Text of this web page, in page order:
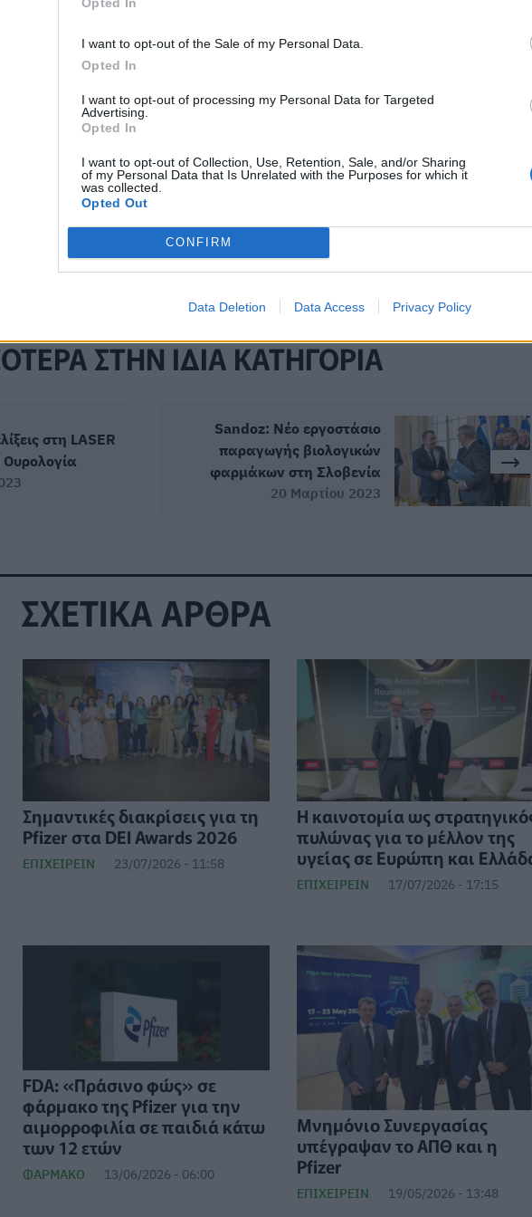
I want to opt-out of the Sale of my Personal Data.
Opted In
I want to opt-out of processing my Personal Data for Targeted
Advertising.
Opted In
I want to opt-out of Collection, Use, Retention, Sale, and/or Sharing
of my Personal Data that Is Unrelated with the Purposes for which it
was collected.
Opted Out
CONFIRM
Data Deletion Data Access Privacy Policy
ΘΕΣΣΑΛΟΝΙΚΗΣ
ΣΤΗΝ ΙΔΙΑ ΚΑΤΗΓΟΡΙΑ
στη LASER
Sandoz: Νέο εργοστάσιο
παραγωγής βιολογικών
φαρμάκων στη Σλοβενία
20 Μαρτίου 2023
ΣΧΕΤΙΚΑ ΑΡΘΡΑ
Σημαντικές διακρίσεις για τη
Pfizer στα DEI Awards 2026
ΕΠΙΧΕΙΡΕΊΝ 23/07/2026 - 11:58
Η καινοτομία ως
πυλώνας για το μέλλον της
υγείας σε Ευρώπη και
ΕΠΙΧΕΙΡΕΊΝ 17/07/2026 - 17:15
FDA: «Πράσινο φώς» σε
φάρμακο της Pfizer για την
αιμορροφιλία σε παιδιά κάτω
των 12 ετών
ΦΆΡΜΑΚΟ 13/06/2026 - 06:00
Μνημόνιο Συνεργασίας
υπέγραψαν το ΑΠΘ και η
Pfizer
ΕΠΙΧΕΙΡΕΊΝ 19/05/2026 - 13:48